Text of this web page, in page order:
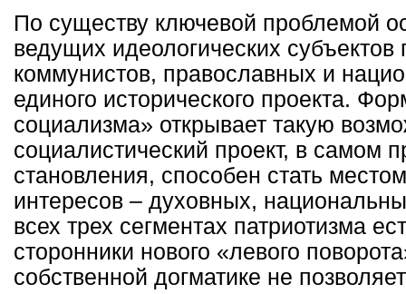
По существу ключевой проблемой
ведущих идеологических субъектов
коммунистов, православных и
единого исторического проекта.
социализма» открывает такую
социалистический проект, в самом
становления, способен стать
интересов – духовных,
всех трех сегментах патриотизма
сторонники нового «левого
собственной догматике не